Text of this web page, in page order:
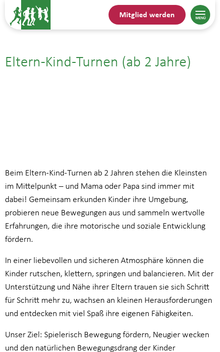
Mitglied werden
Eltern-Kind-Turnen (ab 2 Jahre)
Beim Eltern-Kind-Turnen ab 2 Jahren stehen die Kleinsten
im Mittelpunkt – und Mama oder Papa sind immer mit
dabei! Gemeinsam erkunden Kinder ihre Umgebung,
probieren neue Bewegungen aus und sammeln wertvolle
Erfahrungen, die ihre motorische und soziale Entwicklung
fördern.
In einer liebevollen und sicheren Atmosphäre können die
Kinder rutschen, klettern, springen und balancieren. Mit der
Unterstützung und Nähe ihrer Eltern trauen sie sich Schritt
für Schritt mehr zu, wachsen an kleinen Herausforderungen
und entdecken mit viel Spaß ihre eigenen Fähigkeiten.
Unser Ziel: Spielerisch Bewegung fördern, Neugier wecken
und den natürlichen Bewegungsdrang der Kinder